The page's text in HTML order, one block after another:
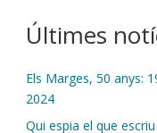
Últimes
Els Marges, 50 anys:
2024
Qui espia el que escriu